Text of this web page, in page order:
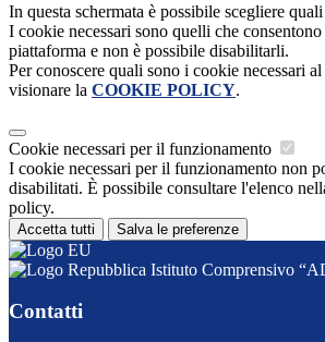
In questa schermata è possibile scegliere
I cookie necessari sono quelli che
piattaforma e non è possibile disabilitarli.
Per conoscere quali sono i cookie necessari
visionare la COOKIE POLICY.
Cookie necessari per il funzionamento
I cookie necessari per il funzionamento non
disabilitati. È possibile consultare l'elenco
policy.
Accetta tutti Salva le preferenze
Istituto Comprensivo
Contatti